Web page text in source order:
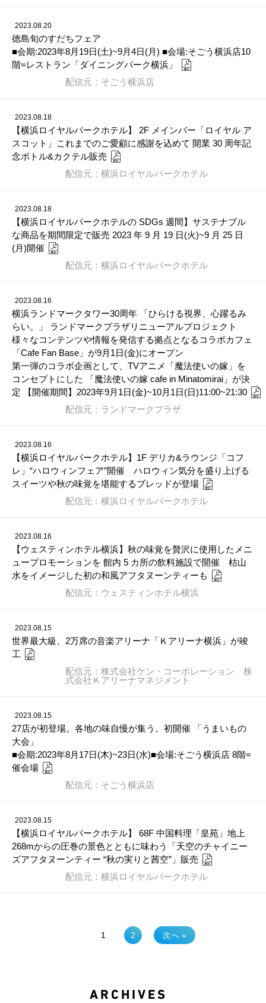
2023.08.20
徳島旬のすだちフェア
■会期:2023年8月19日(土)~9月4日(月) ■会場:そごう横浜店10
階=レストラン「ダイニングパーク横浜」
配信元：そごう横浜店
2023.08.18
【横浜ロイヤルパークホテル】 2F メインバー「ロイヤル ア
スコット」これまでのご愛顧に感謝を込めて 開業 30 周年記
念ボトル&カクテル販売
配信元：横浜ロイヤルパークホテル
2023.08.18
【横浜ロイヤルパークホテルの SDGs 週間】サステナブル
な商品を期間限定で販売 2023 年 9 月 19 日(火)~9 月 25 日
(月)開催
配信元：横浜ロイヤルパークホテル
2023.08.16
横浜ランドマークタワー30周年 「ひらける視界、心躍るみ
らい。」 ランドマークプラザリニューアルプロジェクト
様々なコンテンツや情報を発信する拠点となるコラボカフェ
「Cafe Fan Base」が9月1日(金)にオープン
第一弾のコラボ企画として、TVアニメ「魔法使いの嫁」を
コンセプトにした 「魔法使いの嫁 cafe in Minatomirai」が決
定 【開催期間】2023年9月1日(金)~10月1日(日)11:00~21:30
配信元：ランドマークプラザ
2023.08.16
【横浜ロイヤルパークホテル】1F デリカ&ラウンジ「コフ
レ」“ハロウィンフェア”開催 ハロウィン気分を盛り上げる
スイーツや秋の味覚を堪能するブレッドが登場
配信元：横浜ロイヤルパークホテル
2023.08.16
【ウェスティンホテル横浜】秋の味覚を贅沢に使用したメニ
ュープロモーションを 館内 5 カ所の飲料施設で開催 枯山
水をイメージした初の和風アフタヌーンティーも
配信元：ウェスティンホテル横浜
2023.08.15
世界最大級、2万席の音楽アリーナ「Ｋアリーナ横浜」が竣
工
配信元：株式会社ケン・コーポレーション 株
式会社Ｋアリーナマネジメント
2023.08.15
27店が初登場。各地の味自慢が集う。初開催 「うまいもの
大会」
■会期:2023年8月17日(木)~23日(水)■会場:そごう横浜店 8階=
催会場
配信元：そごう横浜店
2023.08.15
【横浜ロイヤルパークホテル】 68F 中国料理「皇苑」地上
268mからの圧巻の景色とともに味わう「天空のチャイニー
ズアフタヌーンティー “秋の実りと茜空”」販売
配信元：横浜ロイヤルパークホテル
1 2 次へ »
ARCHIVES